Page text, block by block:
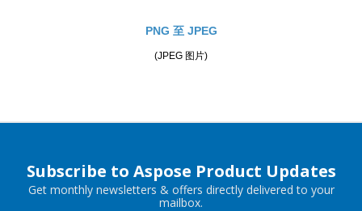
PNG 至 JPEG
(JPEG 图片)
Subscribe to Aspose Product Updates
Get monthly newsletters & offers directly delivered to your
mailbox.